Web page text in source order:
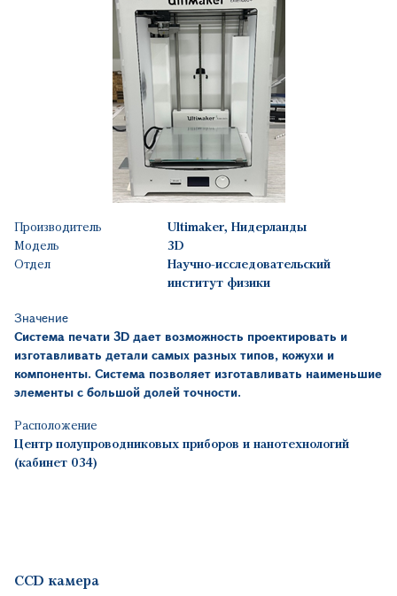
Производитель
Ultimaker, Нидерланды
Модель
3D
Отдел
Научно-исследовательский
институт физики
Значение
Система печати 3D дает возможность проектировать и
изготавливать детали самых разных типов, кожухи и
компоненты. Система позволяет изготавливать наименьшие
элементы с большой долей точности.
Расположение
Центр полупроводниковых приборов и нанотехнологий
(кабинет 034)
CCD камера